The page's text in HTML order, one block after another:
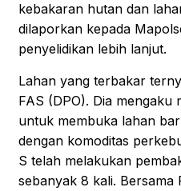
kebakaran hutan dan
dilaporkan kepada
penyelidikan lebih lanjut.
Lahan yang terbakar
FAS (DPO). Dia
untuk membuka lahan
dengan komoditas
S telah melakukan
sebanyak 8 kali. Bersama